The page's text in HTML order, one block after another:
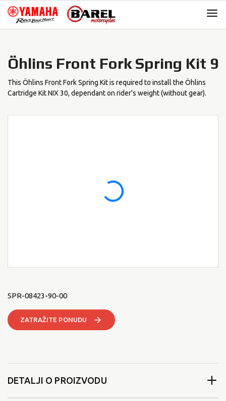
Skip
navigation
Skip
content
Öhlins Front Fork Spring Kit 9
This Öhlins Front Fork Spring Kit is required to install the Öhlins
Cartridge Kit NIX 30, dependant on rider's weight (without gear).
SPR-08423-90-00
ZATRAŽITE PONUDU
DETALJI O PROIZVODU